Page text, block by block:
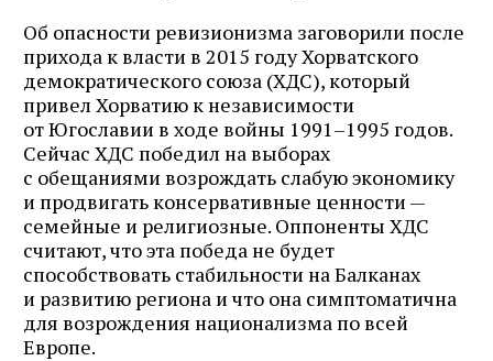
Об опасности ревизионизма заговорили после
прихода к власти в 2015 году Хорватского
демократического союза (ХДС), который
привел Хорватию к независимости
от Югославии в ходе войны 1991–1995 годов.
Сейчас ХДС победил на выборах
с обещаниями возрождать слабую экономику
и продвигать консервативные ценности —
семейные и религиозные. Оппоненты ХДС
считают, что эта победа не будет
способствовать стабильности на Балканах
и развитию региона и что она симптоматична
для возрождения национализма по всей
Европе.